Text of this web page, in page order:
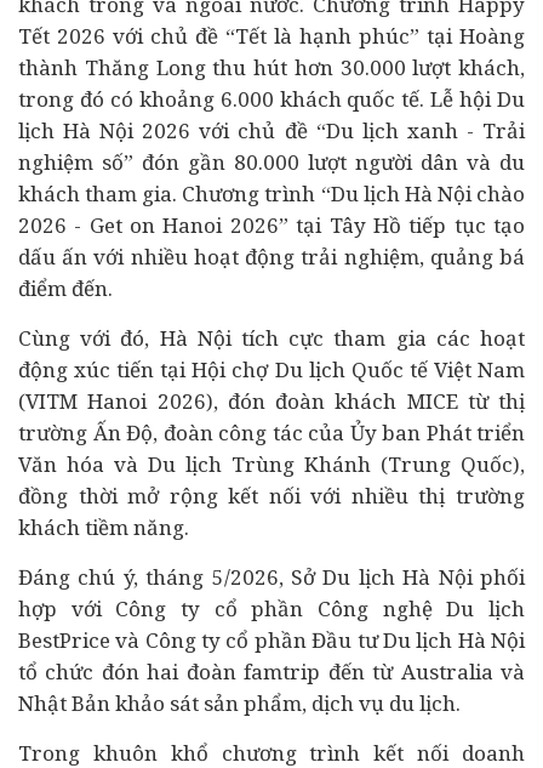
Tết 2026 với chủ đề “Tết là hạnh phúc” tại Hoàng
thành Thăng Long thu hút hơn 30.000 lượt khách,
trong đó có khoảng 6.000 khách quốc tế. Lễ hội Du
lịch Hà Nội 2026 với chủ đề “Du lịch xanh - Trải
nghiệm số” đón gần 80.000 lượt người dân và du
khách tham gia. Chương trình “Du lịch Hà Nội chào
2026 - Get on Hanoi 2026” tại Tây Hồ tiếp tục tạo
dấu ấn với nhiều hoạt động trải nghiệm, quảng bá
điểm đến.
Cùng với đó, Hà Nội tích cực tham gia các hoạt
động xúc tiến tại Hội chợ Du lịch Quốc tế Việt Nam
(VITM Hanoi 2026), đón đoàn khách MICE từ thị
trường Ấn Độ, đoàn công tác của Ủy ban Phát triển
Văn hóa và Du lịch Trùng Khánh (Trung Quốc),
đồng thời mở rộng kết nối với nhiều thị trường
khách tiềm năng.
Đáng chú ý, tháng 5/2026, Sở Du lịch Hà Nội phối
hợp với Công ty cổ phần Công nghệ Du lịch
BestPrice và Công ty cổ phần Đầu tư Du lịch Hà Nội
tổ chức đón hai đoàn famtrip đến từ Australia và
Nhật Bản khảo sát sản phẩm, dịch vụ du lịch.
Trong khuôn khổ chương trình kết nối doanh